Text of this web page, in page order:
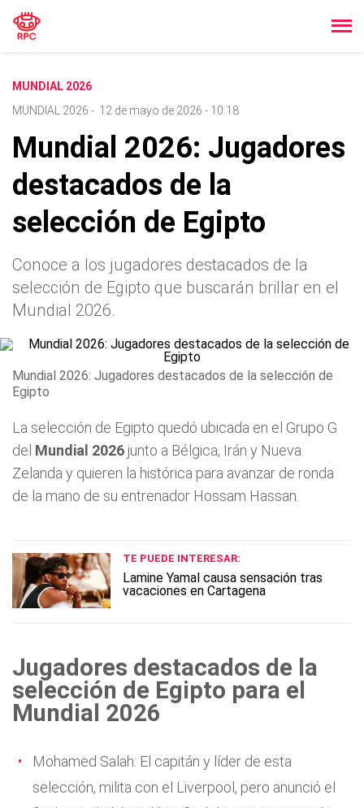
MUNDIAL 2026
MUNDIAL 2026 - 12 de mayo de 2026 - 10:18
Mundial 2026: Jugadores
destacados de la
selección de Egipto
Conoce a los jugadores destacados de la
selección de Egipto que buscarán brillar en el
Mundial 2026.
Mundial 2026: Jugadores destacados de la selección de
Egipto
La selección de Egipto quedó ubicada en el Grupo G
del Mundial 2026 junto a Bélgica, Irán y Nueva
Zelanda y quieren la histórica para avanzar de ronda
de la mano de su entrenador Hossam Hassan.
TE PUEDE INTERESAR:
Lamine Yamal causa sensación tras
vacaciones en Cartagena
Jugadores destacados de la
selección de Egipto para el
Mundial 2026
Mohamed Salah: El capitán y líder de esta
selección, milita con el Liverpool, pero anunció el